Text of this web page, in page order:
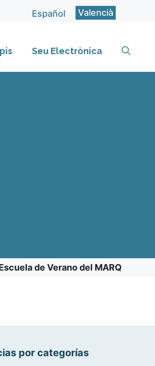
Español Valencià
Seu Electrònica
de Verano del MARQ
por categorías